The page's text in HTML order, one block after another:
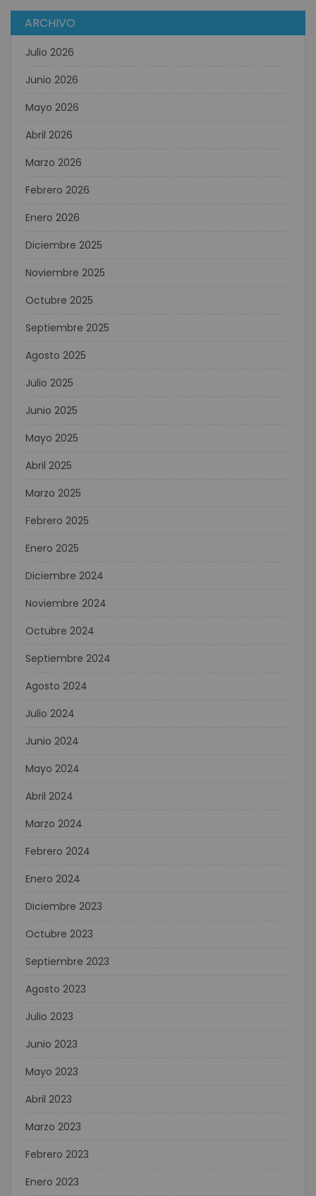
ARCHIVO
Julio 2026
Junio 2026
Mayo 2026
Abril 2026
Marzo 2026
Febrero 2026
Enero 2026
Diciembre 2025
Noviembre 2025
Octubre 2025
Septiembre 2025
Agosto 2025
Julio 2025
Junio 2025
Mayo 2025
Abril 2025
Marzo 2025
Febrero 2025
Enero 2025
Diciembre 2024
Noviembre 2024
Octubre 2024
Septiembre 2024
Agosto 2024
Julio 2024
Junio 2024
Mayo 2024
Abril 2024
Marzo 2024
Febrero 2024
Enero 2024
Diciembre 2023
Octubre 2023
Septiembre 2023
Agosto 2023
Julio 2023
Junio 2023
Mayo 2023
Abril 2023
Marzo 2023
Febrero 2023
Enero 2023